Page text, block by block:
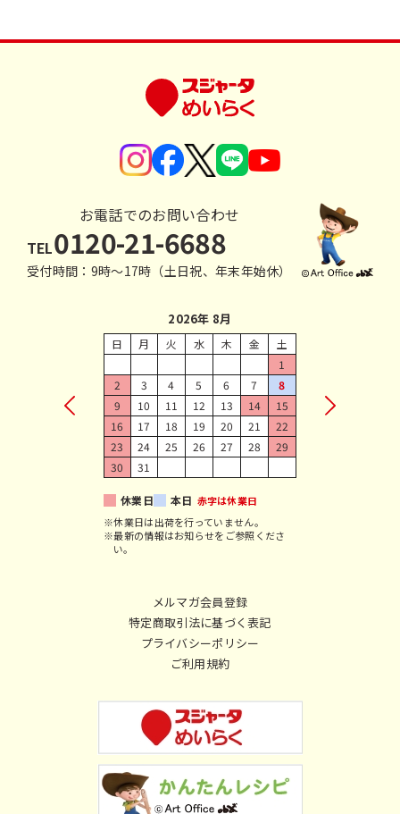
お電話でのお問い合わせ
TEL0120-21-6688
受付時間：9時〜17時（土日祝、年末年始休）
メルマガ会員登録
特定商取引法に基づく表記
プライバシーポリシー
ご利用規約
2026年 8月
日 月 火 水 木 金
土
1
2
3 4 5 6 7
8
9
10 11 12 13 14
15
16
17 18 19 20 21
22
23
24 25 26 27 28
29
30
31
休業日 本日 赤字は休業日
※休業日は出荷を行っていません。
※最新の情報はお知らせをご参照くださ
い。